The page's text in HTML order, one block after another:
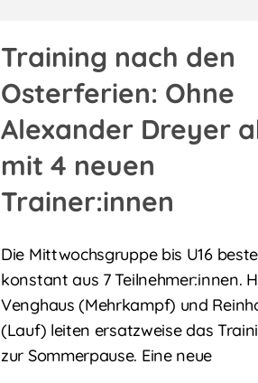
Training nach den
Osterferien: Ohne
Alexander Dreyer
mit 4 neuen
Trainer:innen
Die Mittwochsgruppe bis U16
konstant aus 7 Teilnehmer:innen.
Venghaus (Mehrkampf) und
(Lauf) leiten ersatzweise das
zur Sommerpause. Eine neue